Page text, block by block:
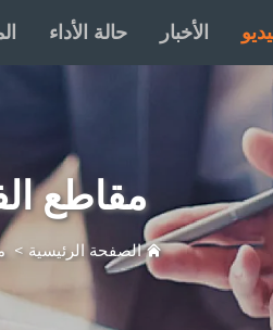
حالة الأداء الأخبار
مقاطع
الصفحة الرئيسية >